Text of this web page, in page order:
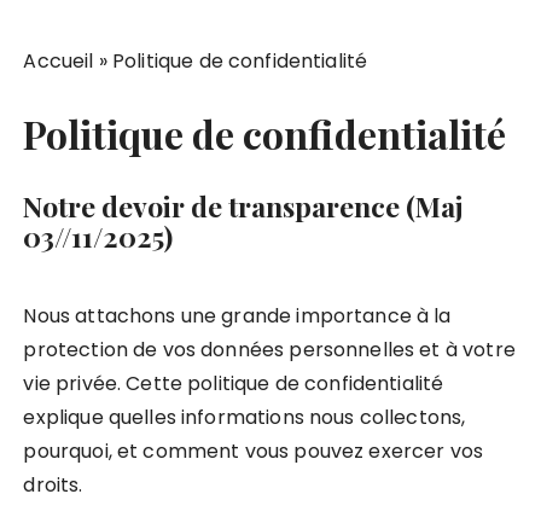
Accueil » Politique de confidentialité
Politique de confidentialité
Notre devoir de transparence (Maj
03//11/2025)
Nous attachons une grande importance à la
protection de vos données personnelles et à votre
vie privée. Cette politique de confidentialité
explique quelles informations nous collectons,
pourquoi, et comment vous pouvez exercer vos
droits.